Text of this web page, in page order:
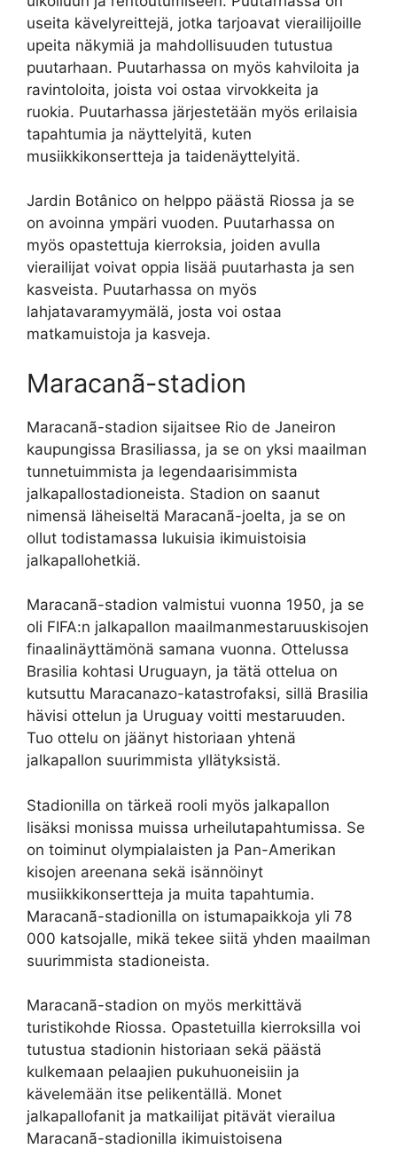
useita kävelyreittejä, jotka tarjoavat vierailijoille
upeita näkymiä ja mahdollisuuden tutustua
puutarhaan. Puutarhassa on myös kahviloita ja
ravintoloita, joista voi ostaa virvokkeita ja
ruokia. Puutarhassa järjestetään myös erilaisia
tapahtumia ja näyttelyitä, kuten
musiikkikonsertteja ja taidenäyttelyitä.
Jardin Botânico on helppo päästä Riossa ja se
on avoinna ympäri vuoden. Puutarhassa on
myös opastettuja kierroksia, joiden avulla
vierailijat voivat oppia lisää puutarhasta ja sen
kasveista. Puutarhassa on myös
lahjatavaramyymälä, josta voi ostaa
matkamuistoja ja kasveja.
Maracanã-stadion
Maracanã-stadion sijaitsee Rio de Janeiron
kaupungissa Brasiliassa, ja se on yksi maailman
tunnetuimmista ja legendaarisimmista
jalkapallostadioneista. Stadion on saanut
nimensä läheiseltä Maracanã-joelta, ja se on
ollut todistamassa lukuisia ikimuistoisia
jalkapallohetkiä.
Maracanã-stadion valmistui vuonna 1950, ja se
oli FIFA:n jalkapallon maailmanmestaruuskisojen
finaalinäyttämönä samana vuonna. Ottelussa
Brasilia kohtasi Uruguayn, ja tätä ottelua on
kutsuttu Maracanazo-katastrofaksi, sillä Brasilia
hävisi ottelun ja Uruguay voitti mestaruuden.
Tuo ottelu on jäänyt historiaan yhtenä
jalkapallon suurimmista yllätyksistä.
Stadionilla on tärkeä rooli myös jalkapallon
lisäksi monissa muissa urheilutapahtumissa. Se
on toiminut olympialaisten ja Pan-Amerikan
kisojen areenana sekä isännöinyt
musiikkikonsertteja ja muita tapahtumia.
Maracanã-stadionilla on istumapaikkoja yli 78
000 katsojalle, mikä tekee siitä yhden maailman
suurimmista stadioneista.
Maracanã-stadion on myös merkittävä
turistikohde Riossa. Opastetuilla kierroksilla voi
tutustua stadionin historiaan sekä päästä
kulkemaan pelaajien pukuhuoneisiin ja
kävelemään itse pelikentällä. Monet
jalkapallofanit ja matkailijat pitävät vierailua
Maracanã-stadionilla ikimuistoisena